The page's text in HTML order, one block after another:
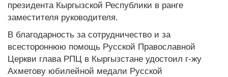
президента Кыргызской Республики в ранге
заместителя руководителя.
В благодарность за сотрудничество и за
всестороннюю помощь Русской Православной
Церкви глава РПЦ в Кыргызстане удостоил г-жу
Ахметову юбилейной медали Русской